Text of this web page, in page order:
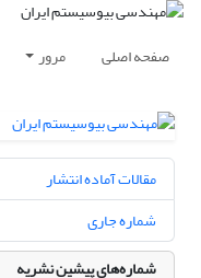
صفحه اصلی مرور
مقالات آماده انتشار
شماره جاری
شماره‌های پیشین نشریه